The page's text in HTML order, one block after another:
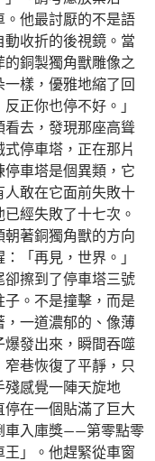
他最討厭的不是語
收折的後視鏡。當
銅製獨角獸雕像之
樣，優雅地縮了回
正你也停不好。」
去，發現那座高聳
停車塔，正在那片
車塔是個異類，它
敢在它面前失敗十
經失敗了十七次。
著銅獨角獸的方向
「再見，世界。」
擦到了停車塔三號
。不是撞擊，而是
一道濃郁的、像薄
發出來，瞬間吞噬
巷恢復了平靜，只
殘感覺一陣天旋地
在一個貼滿了巨大
車入庫獎——第零點零
」。他趕緊從車窗